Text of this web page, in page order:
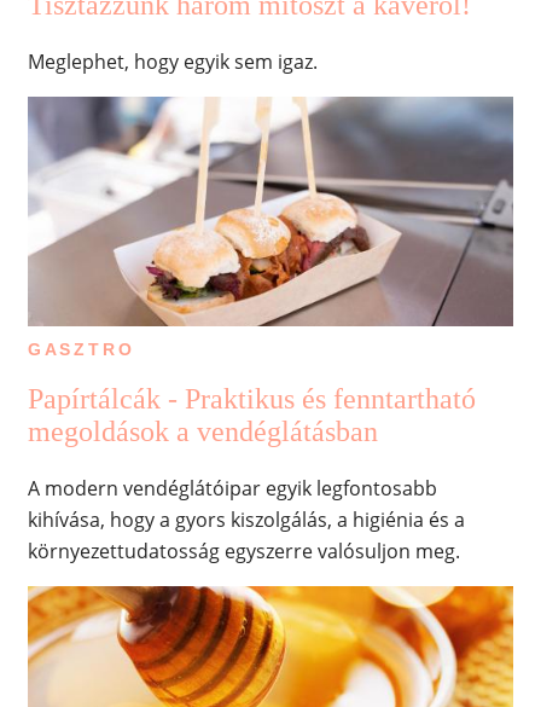
Meglephet, hogy egyik sem igaz.
GASZTRO
Papírtálcák - Praktikus és fenntartható
megoldások a vendéglátásban
A modern vendéglátóipar egyik legfontosabb
kihívása, hogy a gyors kiszolgálás, a higiénia és a
környezettudatosság egyszerre valósuljon meg.